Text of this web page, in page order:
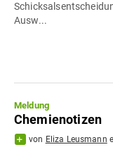
Ausw...
Meldung
Chemienotizen
von Eliza Leusmann